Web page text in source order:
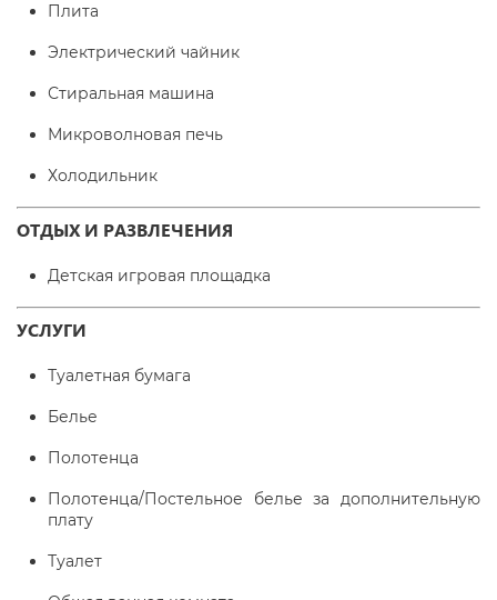
Плита
Электрический чайник
Стиральная машина
Микроволновая печь
Холодильник
ОТДЫХ И РАЗВЛЕЧЕНИЯ
Детская игровая площадка
УСЛУГИ
Туалетная бумага
Белье
Полотенца
Полотенца/Постельное белье за дополнительную
плату
Туалет